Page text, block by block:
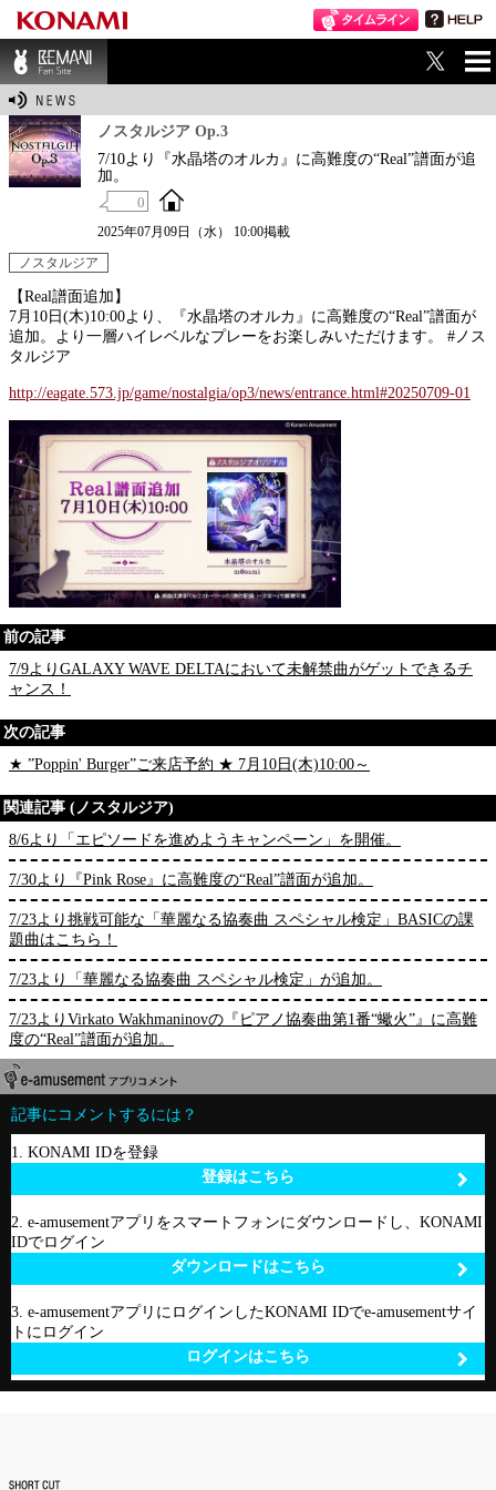
BEMANI Fan Sit
ノスタルジア Op.3
7/10より『水晶塔のオルカ』に高難度の“Real”譜面が追
加。
0
2025年07月09日（水） 10:00掲載
ノスタルジア
【Real譜面追加】
7月10日(木)10:00より、『水晶塔のオルカ』に高難度の“Real”譜面が
追加。より一層ハイレベルなプレーをお楽しみいただけます。 #ノス
タルジア
http://eagate.573.jp/game/nostalgia/op3/news/entrance.html#20250709-01
前の記事
7/9よりGALAXY WAVE DELTAにおいて未解禁曲がゲットできるチ
ャンス！
次の記事
★ ”Poppin' Burger”ご来店予約 ★ 7月10日(木)10:00～
関連記事 (ノスタルジア)
8/6より「エピソードを進めようキャンペーン」を開催。
7/30より『Pink Rose』に高難度の“Real”譜面が追加。
7/23より挑戦可能な「華麗なる協奏曲 スペシャル検定」BASICの課
題曲はこちら！
7/23より「華麗なる協奏曲 スペシャル検定」が追加。
7/23よりVirkato Wakhmaninovの『ピアノ協奏曲第1番“蠍火”』に高難
度の“Real”譜面が追加。
記事にコメントするには？
1. KONAMI IDを登録
登録はこちら
2. e-amusementアプリをスマートフォンにダウンロードし、KONAMI
IDでログイン
ダウンロードはこちら
3. e-amusementアプリにログインしたKONAMI IDでe-amusementサイ
トにログイン
ログインはこちら